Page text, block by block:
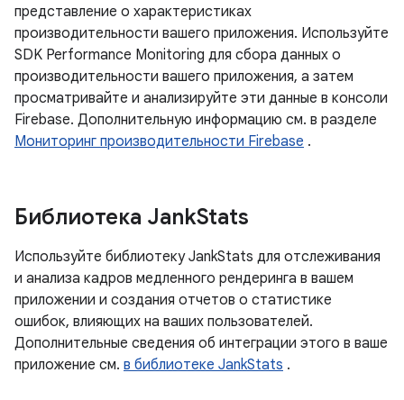
представление о характеристиках
производительности вашего приложения. Используйте
SDK Performance Monitoring для сбора данных о
производительности вашего приложения, а затем
просматривайте и анализируйте эти данные в консоли
Firebase. Дополнительную информацию см. в разделе
Мониторинг производительности Firebase .
Библиотека JankStats
Используйте библиотеку JankStats для отслеживания
и анализа кадров медленного рендеринга в вашем
приложении и создания отчетов о статистике
ошибок, влияющих на ваших пользователей.
Дополнительные сведения об интеграции этого в ваше
приложение см. в библиотеке JankStats .